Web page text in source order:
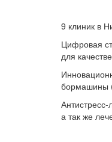
9 клиник в
Цифровая
для
бормашины
а так же